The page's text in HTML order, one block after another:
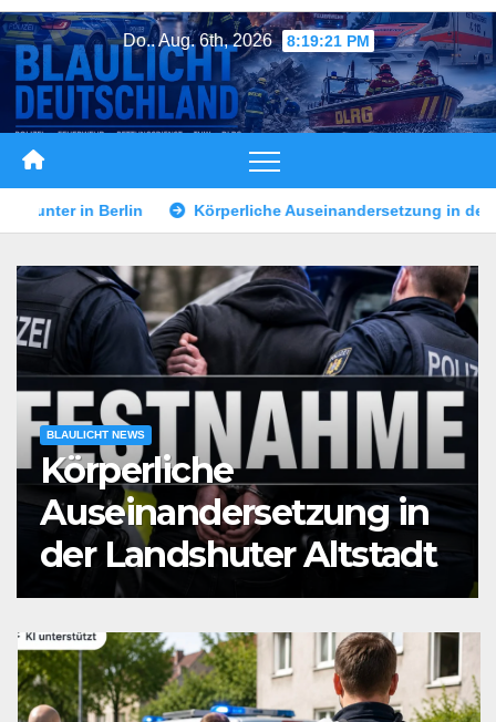
Zum
Inhalt
springen
Do.. Aug. 6th, 2026 8:19:24 PM
Auseinandersetzung in der Landshuter Altstadt Mann
BLAULICHT NEWS
Körperliche
Auseinandersetzung in
der Landshuter Altstadt